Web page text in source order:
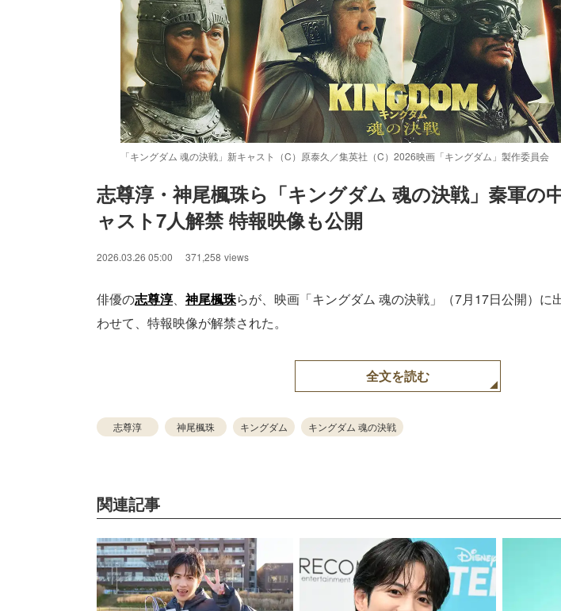
「キングダム 魂の決戦」新キャスト（C）原泰久／集英社（C）2026映画「キングダム」製作委員会
Unmute / Loaded
52.23%
志尊淳・神尾楓珠ら「キングダム 魂の決戦」秦軍の
ャスト7人解禁 特報映像も公開
2026.03.26 05:00 371,258 views
俳優の志尊淳、神尾楓珠らが、映画「キングダム 魂の決戦」（7月17日公開）に
わせて、特報映像が解禁された。
全文を読む
志尊淳 神尾楓珠 キングダム キングダム 魂の決戦
関連記事